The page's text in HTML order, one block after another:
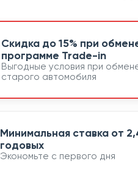
Скидка до 15% при
программе Trade-in
Выгодные условия при
старого автомобиля
Минимальная ставка от
годовых
Экономьте с первого дня